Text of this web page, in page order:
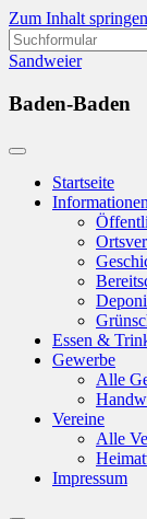
Zum Inhalt springen
Suchen
nach:
Sandweier
Baden-Baden
Startseite
Essen &
Gewerbe
Alle
Vereine
Alle
Impressum